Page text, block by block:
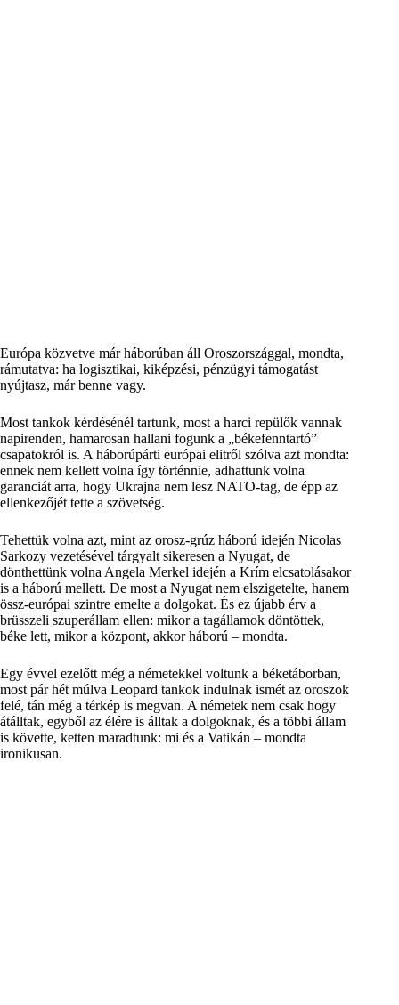
Európa közvetve már háborúban áll Oroszországgal, mondta,
rámutatva: ha logisztikai, kiképzési, pénzügyi támogatást
nyújtasz, már benne vagy.
Most tankok kérdésénél tartunk, most a harci repülők vannak
napirenden, hamarosan hallani fogunk a „békefenntartó”
csapatokról is. A háborúpárti európai elitről szólva azt mondta:
ennek nem kellett volna így történnie, adhattunk volna
garanciát arra, hogy Ukrajna nem lesz NATO-tag, de épp az
ellenkezőjét tette a szövetség.
Tehettük volna azt, mint az orosz-grúz háború idején Nicolas
Sarkozy vezetésével tárgyalt sikeresen a Nyugat, de
dönthettünk volna Angela Merkel idején a Krím elcsatolásakor
is a háború mellett. De most a Nyugat nem elszigetelte, hanem
össz-európai szintre emelte a dolgokat. És ez újabb érv a
brüsszeli szuperállam ellen: mikor a tagállamok döntöttek,
béke lett, mikor a központ, akkor háború – mondta.
Egy évvel ezelőtt még a németekkel voltunk a béketáborban,
most pár hét múlva Leopard tankok indulnak ismét az oroszok
felé, tán még a térkép is megvan. A németek nem csak hogy
átálltak, egyből az élére is álltak a dolgoknak, és a többi állam
is követte, ketten maradtunk: mi és a Vatikán – mondta
ironikusan.